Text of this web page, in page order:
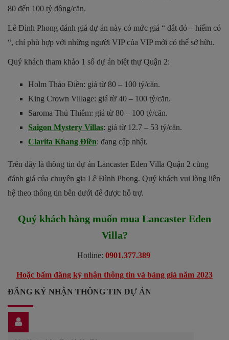
80 đến 100 tỷ đồng/căn.
Lê Đình Phong đánh giá dự án này có mức giá “ đắt đỏ – hiếm có
“, chỉ phù hợp với những người VIP của VIP mới có thể sở hữu.
Quý khách tham khảo 1 số dự án biệt thự Quận 2:
Holm Thảo Điền: giá từ 80 – 100 tỷ/căn.
King Crown Village: giá từ 40 – 100 tỷ/căn.
Saroma Thủ Thiêm: giá từ 80 – 100 tỷ/căn.
Saigon Mystery Villas: giá từ 12.7 – 53 tỷ/căn.
Clarita Khang Điền: đang cập nhật.
Trên đây là thông tin dự án Lancaster Eden Villa Quận 2 cùng
đánh giá của chuyên gia Lê Đình Phong. Quý khách vui lòng liên
hệ theo thông tin bên dưới để được hỗ trợ.
Quý khách hàng muốn mua Lancaster Eden
Villa?
Hotline: 0901.377.389
Hoặc bấm đăng ký nhận thông tin và bảng giá năm 2023
ĐĂNG KÝ NHẬN THÔNG TIN DỰ ÁN